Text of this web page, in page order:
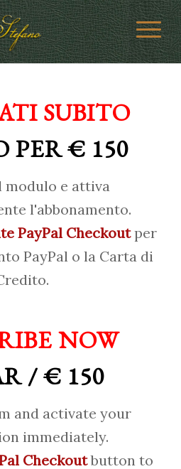
SUBITO
PER € 150
modulo e attiva
l'abbonamento.
PayPal Checkoutper
PayPal o la Carta di
NOW
/ € 150
and activate your
immediately.
Checkoutbutton to